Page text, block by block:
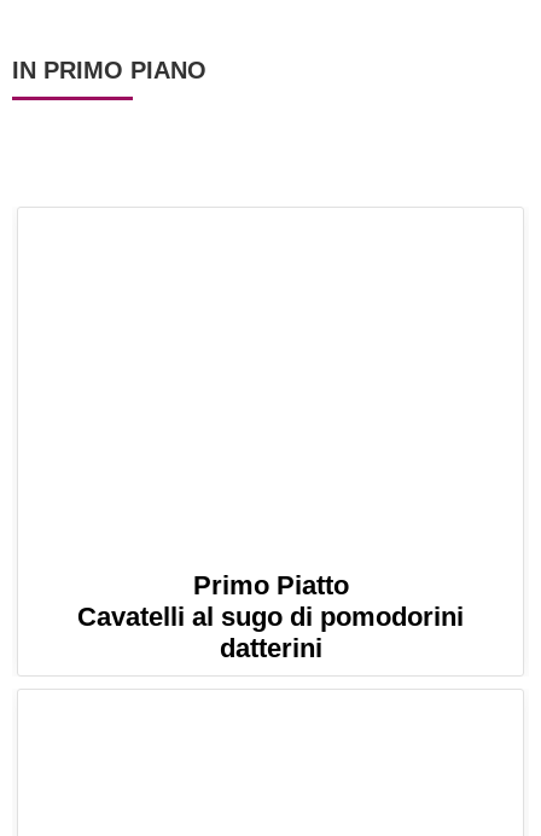
IN PRIMO PIANO
Primo Piatto
Cavatelli al sugo di pomodorini
datterini